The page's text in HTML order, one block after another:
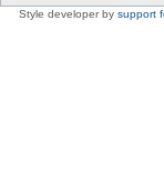
Style developer by support